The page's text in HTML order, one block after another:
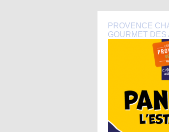
PROVENCE
GOURMET DES